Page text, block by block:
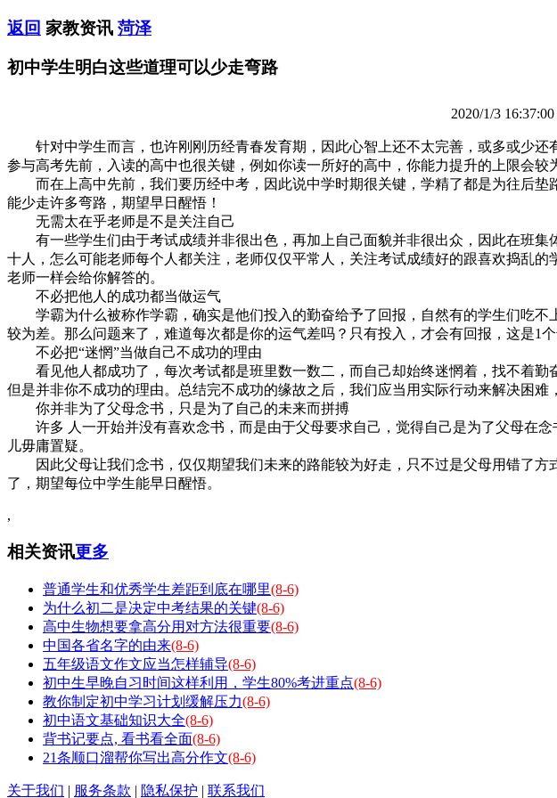
返回 家教资讯 菏泽
初中学生明白这些道理可以少走弯路
2020/1/3
针对中学生而言，也许刚刚历经青春发育期，因此心智上还不太完善，或多或少还
参与高考先前，入读的高中也很关键，例如你读一所好的高中，你能力提升的上限会较
而在上高中先前，我们要历经中考，因此说中学时期很关键，学精了都是为往后垫
能少走许多弯路，期望早日醒悟！
无需太在乎老师是不是关注自己
有一些学生们由于考试成绩并非很出色，再加上自己面貌并非很出众，因此在班集
十人，怎么可能老师每个人都关注，老师仅仅平常人，关注考试成绩好的跟喜欢捣乱
老师一样会给你解答的。
不必把他人的成功都当做运气
学霸为什么被称作学霸，确实是他们投入的勤奋给予了回报，自然有的学生们吃不
较为差。那么问题来了，难道每次都是你的运气差吗？只有投入，才会有回报，这是1
不必把“迷惘”当做自己不成功的理由
看见他人都成功了，每次考试都是班里数一数二，而自己却始终迷惘着，找不着勤
但是并非你不成功的理由。总结完不成功的缘故之后，我们应当用实际行动来解决困难
你并非为了父母念书，只是为了自己的未来而拼搏
许多 人一开始并没有喜欢念书，而是由于父母要求自己，觉得自己是为了父母在念
儿毋庸置疑。
因此父母让我们念书，仅仅期望我们未来的路能较为好走，只不过是父母用错了方
了，期望每位中学生能早日醒悟。
,
相关资讯更多
普通学生和优秀学生差距到底在哪里(8-6)
为什么初二是决定中考结果的关键(8-6)
高中生物想要拿高分用对方法很重要(8-6)
中国各省名字的由来(8-6)
五年级语文作文应当怎样辅导(8-6)
初中生早晚自习时间这样利用，学生80%考进重点(8-6)
教你制定初中学习计划缓解压力(8-6)
初中语文基础知识大全(8-6)
背书记要点, 看书看全面(8-6)
21条顺口溜帮你写出高分作文(8-6)
关于我们 | 服务条款 | 隐私保护 | 联系我们